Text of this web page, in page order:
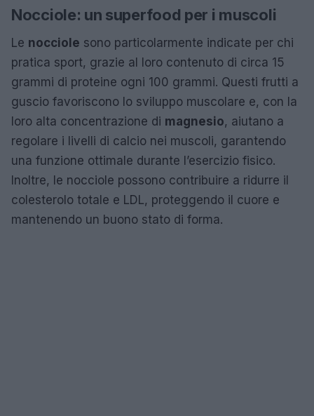
Nocciole: un superfood per i muscoli
Le nocciole sono particolarmente indicate per chi
pratica sport, grazie al loro contenuto di circa 15
grammi di proteine ogni 100 grammi. Questi frutti a
guscio favoriscono lo sviluppo muscolare e, con la
loro alta concentrazione di magnesio, aiutano a
regolare i livelli di calcio nei muscoli, garantendo
una funzione ottimale durante l’esercizio fisico.
Inoltre, le nocciole possono contribuire a ridurre il
colesterolo totale e LDL, proteggendo il cuore e
mantenendo un buono stato di forma.